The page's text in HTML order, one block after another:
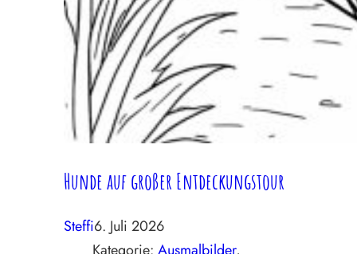
Hunde auf großer Entdeckungstour
Steffi6. Juli 2026
Kategorie: Ausmalbilder